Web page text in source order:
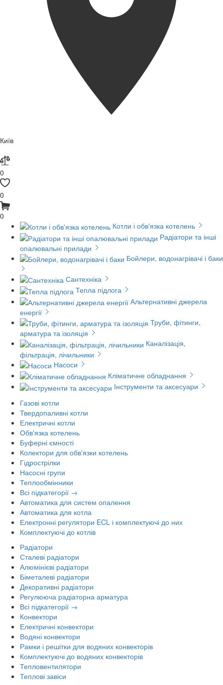
Київ
0
0
0
Котли і обв'язка котелень
Радіатори та інші
опалювальні прилади
Бойлери, водонагрівачі і баки
Сантехніка
Тепла підлога
Альтернативні джерела
енергії
Труби, фітинги,
арматура та ізоляція
Каналізація,
фільтрація, лічильники
Насоси
Кліматичне обладнання
Інструменти та аксесуари
Газові котли
Твердопаливні котли
Електричні котли
Обв'язка котелень
Буферні ємності
Колектори для обв'язки котелень
Гідрострілки
Насосні групи
Теплообмінники
Всі підкатегорії →
Автоматика для систем опалення
Автоматика для котла
Електронні регулятори ECL і комплектуючі до них
Комплектуючі до котлів
Радіатори
Сталеві радіатори
Алюмінієві радіатори
Біметалеві радіатори
Декоративні радіатори
Регулююча радіаторна арматура
Всі підкатегорії →
Конвектори
Електричні конвектори
Водяні конвектори
Рамки і решітки для водяних конвекторів
Комплектуючі до водяних конвекторів
Тепловентилятори
Теплові завіси